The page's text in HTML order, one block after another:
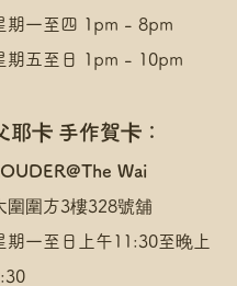
期一至四 1pm - 8pm
期五至日 1pm - 10pm
耶卡 手作賀卡：
Wai
圍圍方3樓328號舖
期一至日上午11:30至晚上